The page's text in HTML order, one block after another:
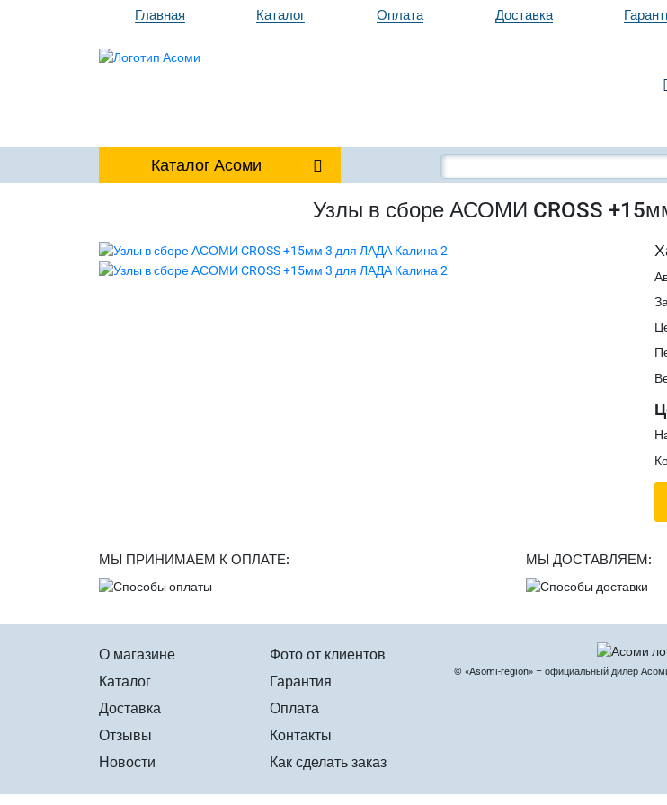
Главная Каталог Оплата Доставка
Каталог Асоми
Узлы в сборе АСОМИ CROSS
МЫ ПРИНИМАЕМ К ОПЛАТЕ: МЫ ДОСТАВЛЯЕМ:
О магазине
Каталог
Доставка
Отзывы
Новости
Фото от клиентов
Гарантия
Оплата
Контакты
Как сделать заказ
© «Asomi-region» – официальный дилер